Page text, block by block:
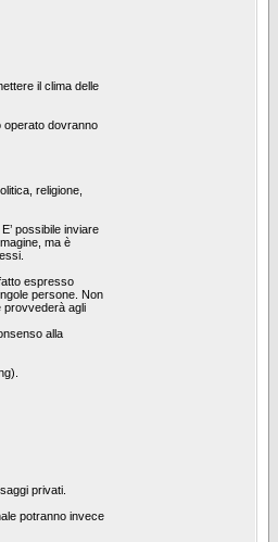
il clima delle
operato dovranno
religione,
possibile inviare
ma è
espresso
persone. Non
provvederà agli
alla
privati.
potranno invece